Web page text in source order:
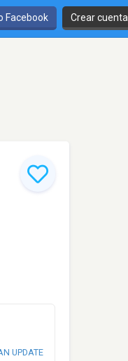
Facebook Crear cuenta
UPDATE